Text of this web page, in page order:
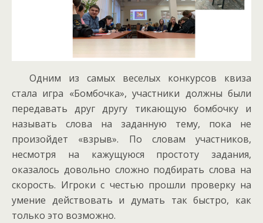
Одним из самых веселых конкурсов квиза
стала игра «Бомбочка», участники должны были
передавать друг другу тикающую бомбочку и
называть слова на заданную тему, пока не
произойдет «взрыв». По словам участников,
несмотря на кажущуюся простоту задания,
оказалось довольно сложно подбирать слова на
скорость. Игроки с честью прошли проверку на
умение действовать и думать так быстро, как
только это возможно.